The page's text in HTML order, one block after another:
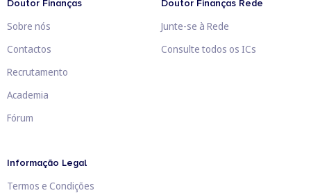
Doutor Finanças
Sobre nós
Contactos
Recrutamento
Academia
Fórum
Doutor Finanças Rede
Junte-se à Rede
Consulte todos os ICs
Informação Legal
Termos e Condições